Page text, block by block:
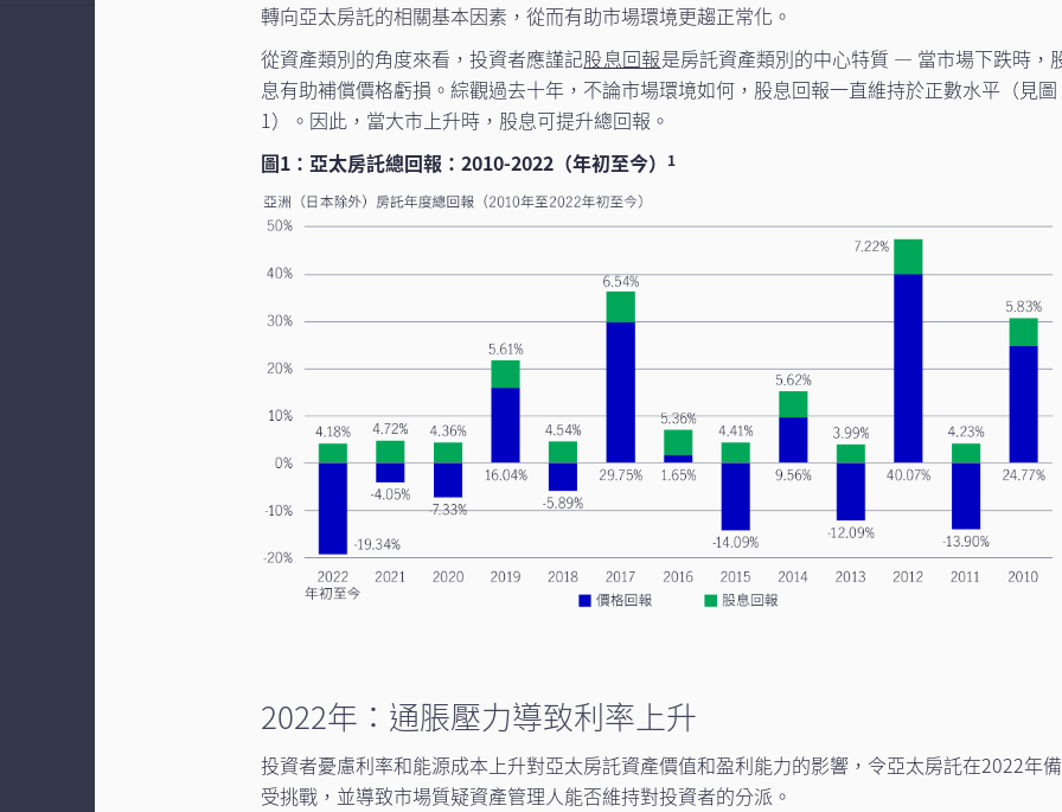
轉向亞太房託的相關基本因素，從而有助市場環境更趨正常化。
從資產類別的角度來看，投資者應謹記股息回報是房託資產類別的中心特質 — 當市場下跌時，
息有助補償價格虧損。綜觀過去十年，不論市場環境如何，股息回報一直維持於正數水平（見圖
1）。因此，當大市上升時，股息可提升總回報。
圖1：亞太房託總回報：2010-2022（年初至今）
1
2022年：通脹壓力導致利率上升
投資者憂慮利率和能源成本上升對亞太房託資產價值和盈利能力的影響，令亞太房託在2022年備
受挑戰，並導致市場質疑資產管理人能否維持對投資者的分派。